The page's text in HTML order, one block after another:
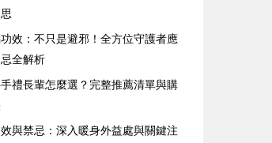
效：不只是避邪！全方位守護者應
全解析
禮長輩怎麼選？完整推薦清單與購
與禁忌：深入暖身外益處與關鍵注